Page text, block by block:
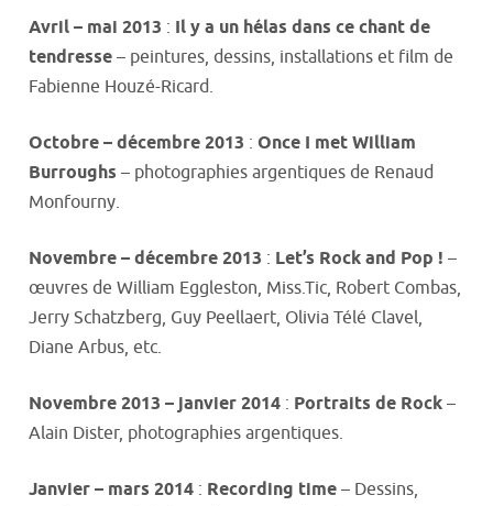
Avril – mai 2013 : Il y a un hélas dans ce chant de
tendresse – peintures, dessins, installations et film de
Fabienne Houzé-Ricard.
Octobre – décembre 2013 : Once I met William
Burroughs – photographies argentiques de Renaud
Monfourny.
Novembre – décembre 2013 : Let’s Rock and Pop ! –
œuvres de William Eggleston, Miss.Tic, Robert Combas,
Jerry Schatzberg, Guy Peellaert, Olivia Télé Clavel,
Diane Arbus, etc.
Novembre 2013 – janvier 2014 : Portraits de Rock –
Alain Dister, photographies argentiques.
Janvier – mars 2014 : Recording time – Dessins,